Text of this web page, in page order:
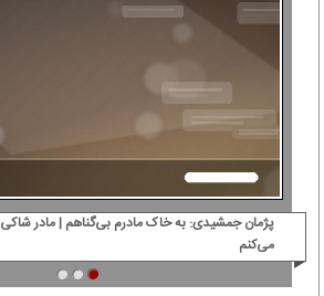
پژمان جمشیدی: ‌به خاک مادرم بی‌گناهم | مادر شاکی:
می‌کنم